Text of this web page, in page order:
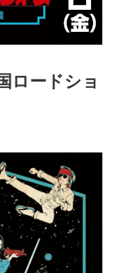
ロードショ